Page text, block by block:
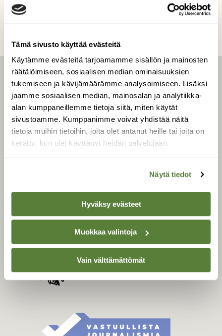
Tämä sivusto käyttää evästeitä
Käytämme evästeitä tarjoamamme sisällön ja mainosten
räätälöimiseen, sosiaalisen median ominaisuuksien
tukemiseen ja kävijämäärämme analysoimiseen. Lisäksi
jaamme sosiaalisen median, mainosalan ja analytiikka-
alan kumppaneillemme tietoja siitä, miten käytät
sivustoamme. Kumppanimme voivat yhdistää näitä
tietoja muihin tietoihin, joita olet antanut heille tai joita on
kerätty, kun olet käyttänyt heidän palvelujaan.
Näytä tiedot
Hyväksy evästeet
Muokkaa valintoja
Vain välttämättömät
LEHTI
Uusin lehti
Tilaa Suomen Luonto
Tilaa digilukuoikeus
Äänestä parasta juttua
SUOMEN LUONNON­
Suomen Luonto -lehden
kustantaja onSuomen
luonnonsuojelu­liitto.